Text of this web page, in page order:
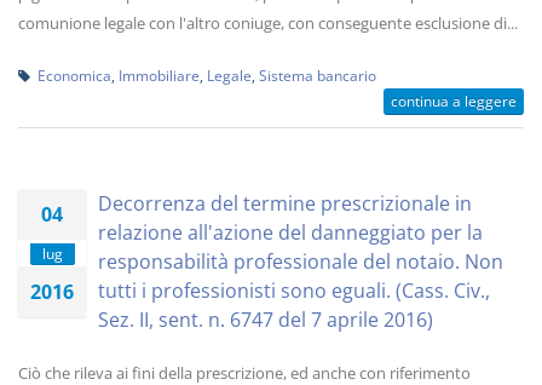
comunione legale con l'altro coniuge, con conseguente esclusione di...
Economica Immobiliare Legale Sistema bancario
continua a leggere
04
lug
2016
Decorrenza del termine prescrizionale in
relazione all'azione del danneggiato per la
responsabilità professionale del notaio. Non
tutti i professionisti sono eguali. (Cass. Civ.,
Sez. II, sent. n. 6747 del 7 aprile 2016)
Ciò che rileva ai fini della prescrizione, ed anche con riferimento